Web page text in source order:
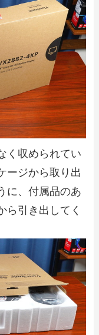
く収められてい
ージから取り出
に、付属品のあ
ら引き出してく